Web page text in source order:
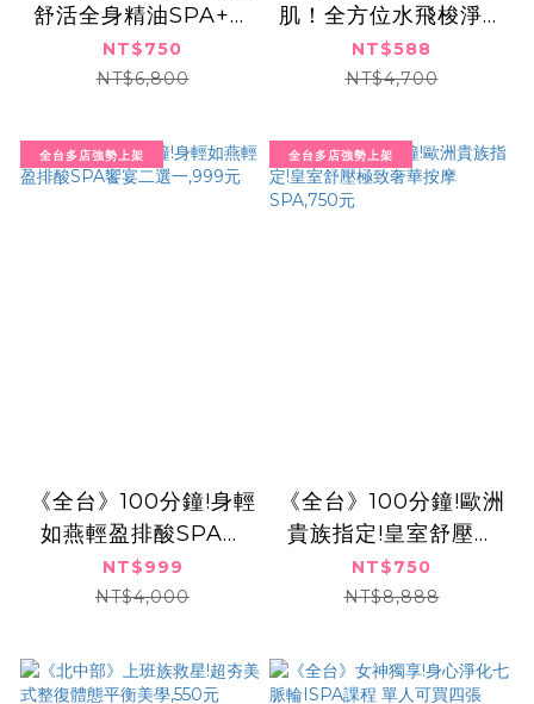
舒活全身精油SPA+極
致燃脂雕塑曲線,750
元
NT$750
NT$6,800
肌！全方位水飛梭淨膚
毛孔柔膚術,共2次588
元
NT$588
NT$4,700
全台多店強勢上架
《全台》100分鐘!身輕
如燕輕盈排酸SPA饗
宴二選一,999元
NT$999
NT$4,000
全台多店強勢上架
《全台》100分鐘!歐洲
貴族指定!皇室舒壓極
致奢華按摩SPA,750
元
NT$750
NT$8,888